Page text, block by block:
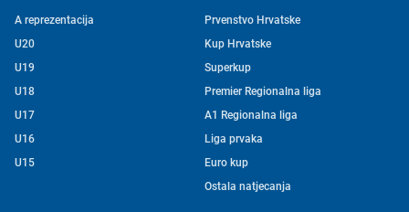
A reprezentacija
U20
U19
U18
U17
U16
U15
Prvenstvo Hrvatske
Kup Hrvatske
Superkup
Premier Regionalna liga
A1 Regionalna liga
Liga prvaka
Euro kup
Ostala natjecanja